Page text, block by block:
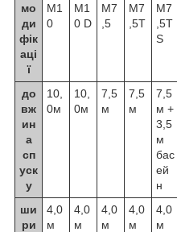
мо
ди
фік
аці
ї
М1
0
М1
0 D
М7
,5
М7
,5Т
М7
,5T
S
до
вж
ин
а
сп
уск
у
10,
0м
10,
0м
7,5
м
7,5
м
7,5
м +
3,5
м
бас
ей
н
ши
ри
4,0
м
4,0
м
4,0
м
4,0
м
4,0
м